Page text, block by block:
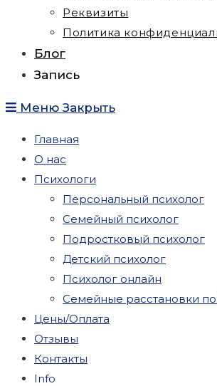
Реквизиты
Политика
Блог
Запись
Меню Закрыть
Главная
О нас
Психологи
Персональный психолог
Семейный психолог
Подростковый психолог
Детский психолог
Психолог онлайн
Семейные расстановки
Цены/Оплата
Отзывы
Контакты
Info